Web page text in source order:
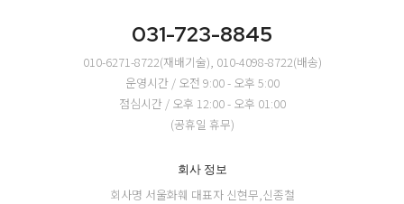
031-723-8845
010-6271-8722(재배기술), 010-4098-8722(배송)
운영시간 / 오전 9:00 - 오후 5:00
점심시간 / 오후 12:00 - 오후 01:00
(공휴일 휴무)
회사 정보
회사명 서울화훼 대표자 신현무,신종철